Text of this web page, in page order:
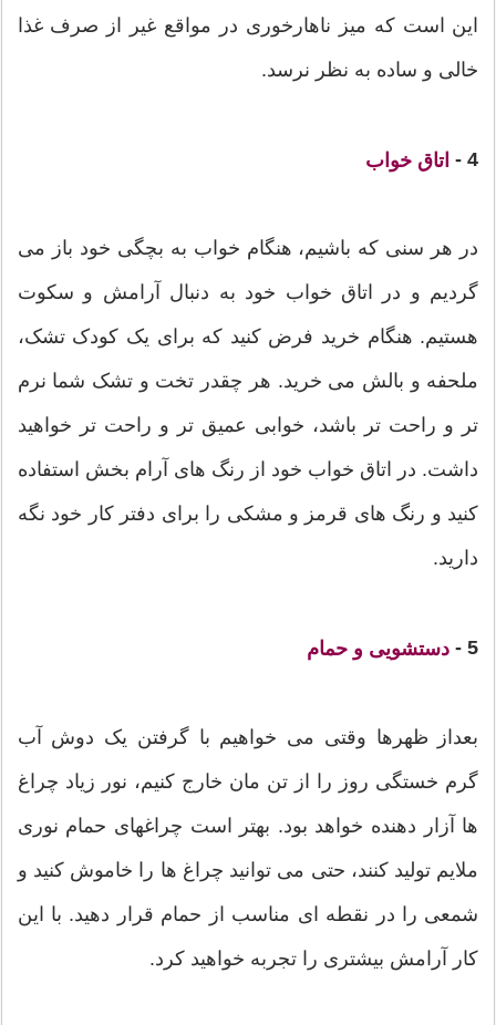
این است که میز ناهارخوری در مواقع غیر از صرف غذا
خالی و ساده به نظر نرسد.
4 - اتاق خواب
در هر سنی که باشیم، هنگام خواب به بچگی خود باز می
گردیم و در اتاق خواب خود به دنبال آرامش و سکوت
هستیم. هنگام خرید فرض کنید که برای یک کودک تشک،
ملحفه و بالش می خرید. هر چقدر تخت و تشک شما نرم
تر و راحت تر باشد، خوابی عمیق تر و راحت تر خواهید
داشت. در اتاق خواب خود از رنگ های آرام بخش استفاده
کنید و رنگ های قرمز و مشکی را برای دفتر کار خود نگه
دارید.
5 - دستشویی و حمام
بعداز ظهرها وقتی می خواهیم با گرفتن یک دوش آب
گرم خستگی روز را از تن مان خارج کنیم، نور زیاد چراغ
ها آزار دهنده خواهد بود. بهتر است چراغهای حمام نوری
ملایم تولید کنند، حتی می توانید چراغ ها را خاموش کنید و
شمعی را در نقطه ای مناسب از حمام قرار دهید. با این
کار آرامش بیشتری را تجربه خواهید کرد.